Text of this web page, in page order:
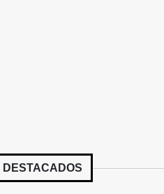
DESTACADOS